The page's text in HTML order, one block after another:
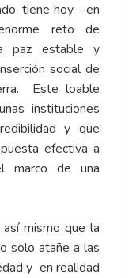
tiene hoy -en
reto de
paz estable y
social de
Este loable
instituciones
y que
efectiva a
marco de una
mismo que la
solo atañe a las
y en realidad